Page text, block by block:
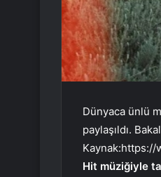
Dünyaca ünlü
paylaşıldı.
Kaynak:https://
Hit müziğiyle